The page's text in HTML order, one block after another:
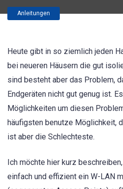
Anleitungen
Heute gibt in so ziemlich jeden
bei neueren Häusern die gut
sind besteht aber das Problem,
Endgeräten nicht gut genug ist.
Möglichkeiten um diesen
häufigsten benutze Möglichkeit,
ist aber die Schlechteste.
Ich möchte hier kurz
einfach und effizient ein W-LAN